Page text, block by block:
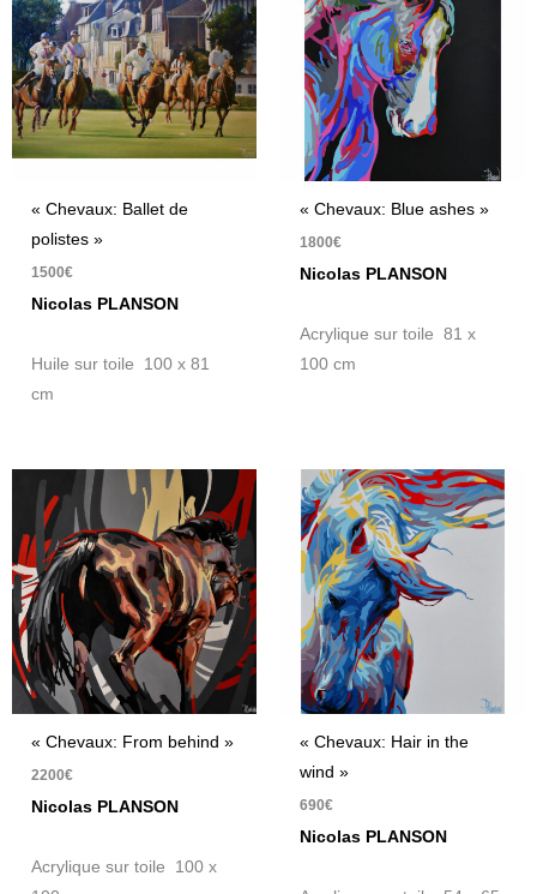
« Chevaux: Ballet de
polistes »
1500€
Nicolas PLANSON
Huile sur toile 100 x 81
cm
« Chevaux: Blue ashes »
1800€
Nicolas PLANSON
Acrylique sur toile 81 x
100 cm
« Chevaux: From behind »
2200€
Nicolas PLANSON
Acrylique sur toile 100 x
« Chevaux: Hair in the
wind »
690€
Nicolas PLANSON